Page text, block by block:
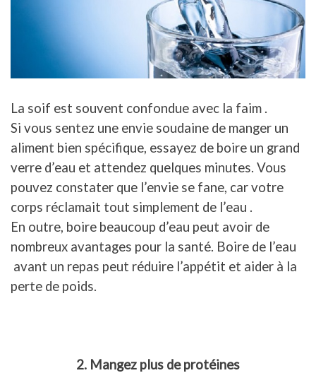
La soif est souvent confondue avec la faim .
Si vous sentez une envie soudaine de manger un
aliment bien spécifique, essayez de boire un grand
verre d’eau et attendez quelques minutes. Vous
pouvez constater que l’envie se fane, car votre
corps réclamait tout simplement de l’eau .
En outre, boire beaucoup d’eau peut avoir de
nombreux avantages pour la santé. Boire de l’eau
avant un repas peut réduire l’appétit et aider à la
perte de poids.
2. Mangez plus de protéines